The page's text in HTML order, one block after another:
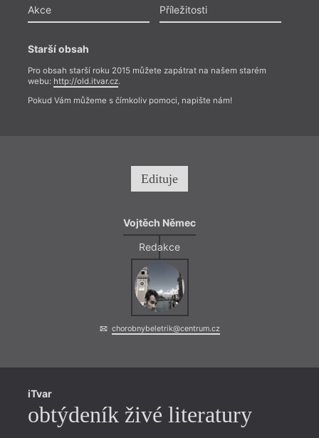
Akce
Příležitosti
Starší obsah
Pro obsah starší roku 2015 můžete zapátrat na našem starém
webu: http://old.itvar.cz.
Pokud Vám můžeme s čímkoliv pomoci, napište nám!
Edituje
Vojtěch Němec
Redakce
chorobnybeletrik@centrum.cz
iTvar
obtýdeník živé literatury